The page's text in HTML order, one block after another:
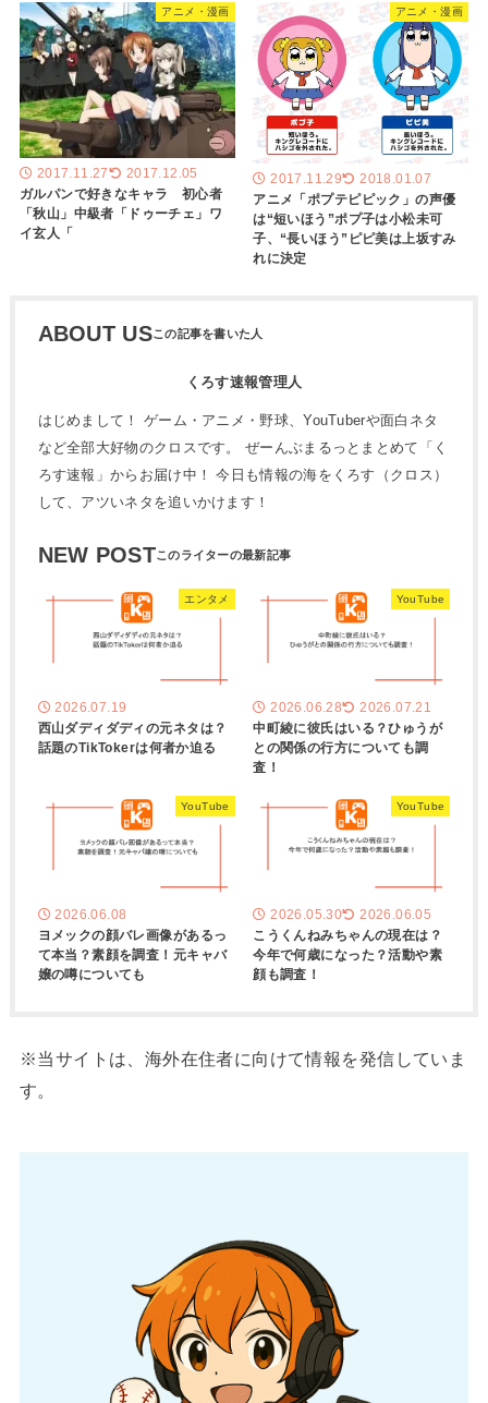
アニメ・漫画
2017.11.27 2017.12.05
ガルパンで好きなキャラ 初心者
「秋山」中級者「ドゥーチェ」ワ
イ玄人「
アニメ・漫画
2017.11.29 2018.01.07
アニメ「ポプテピピック」の声優
は“短いほう”ポプ子は小松未可
子、“長いほう”ピピ美は上坂すみ
れに決定
ABOUT US
くろす速報管理人
はじめまして！ ゲーム・アニメ・野球、YouTuberや面白ネタ
など全部大好物のクロスです。 ぜーんぶまるっとまとめて「く
ろす速報」からお届け中！ 今日も情報の海をくろす（クロス）
して、アツいネタを追いかけます！
NEW POST
エンタメ
2026.07.19
西山ダディダディの元ネタは？
話題のTikTokerは何者か迫る
YouTube
2026.06.28 2026.07.21
中町綾に彼氏はいる？ひゅうが
との関係の行方についても調
査！
YouTube
2026.06.08
ヨメックの顔バレ画像があるっ
て本当？素顔を調査！元キャバ
嬢の噂についても
YouTube
2026.05.30 2026.06.05
こうくんねみちゃんの現在は？
今年で何歳になった？活動や素
顔も調査！
※当サイトは、海外在住者に向けて情報を発信していま
す。